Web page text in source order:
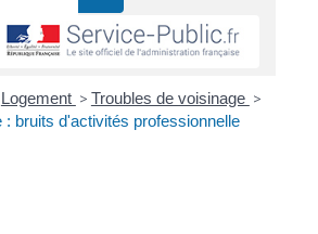
Logement > Troubles de voisinage >
: bruits d'activités professionnelle